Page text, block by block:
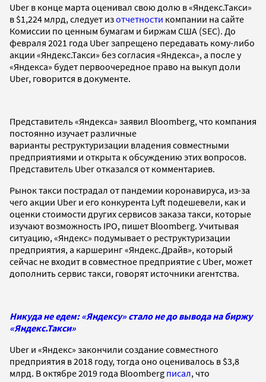
Uber в конце марта оценивал свою долю в «Яндекс.Такси»
в $1,224 млрд, следует изотчетности компании на сайте
Комиссии по ценным бумагам и биржам США (SEC). До
февраля 2021 года Uber запрещено передавать кому-либо
акции «Яндекс.Такси» без согласия «Яндекса», а после у
«Яндекса» будет первоочередное право на выкуп доли
Uber, говорится в документе.
Представитель «Яндекса» заявил Bloomberg, что компания
постоянно изучает различные
варианты реструктуризации владения совместными
предприятиями и открыта к обсуждению этих вопросов.
Представитель Uber отказался от комментариев.
Рынок такси пострадал от пандемии коронавируса, из-за
чего акции Uber и его конкурента Lyft подешевели, как и
оценки стоимости других сервисов заказа такси, которые
изучают возможность IPO, пишет Bloomberg. Учитывая
ситуацию, «Яндекс» подумывает о реструктуризации
предприятия, а каршеринг «Яндекс.Драйв», который
сейчас не входит в совместное предприятие с Uber, может
дополнить сервис такси, говорят источники агентства.
Никуда не едем: «Яндексу» стало не до вывода на биржу
«Яндекс.Такси»
Uber и «Яндекс» закончили создание совместного
предприятия в 2018 году, тогда оно оценивалось в $3,8
млрд. В октябре 2019 года Bloomberg писал, что